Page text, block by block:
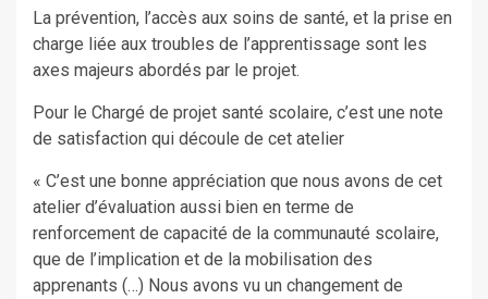
La prévention, l’accès aux soins de santé, et la prise en
charge liée aux troubles de l’apprentissage sont les
axes majeurs abordés par le projet.
Pour le Chargé de projet santé scolaire, c’est une note
de satisfaction qui découle de cet atelier
« C’est une bonne appréciation que nous avons de cet
atelier d’évaluation aussi bien en terme de
renforcement de capacité de la communauté scolaire,
que de l’implication et de la mobilisation des
apprenants (…) Nous avons vu un changement de